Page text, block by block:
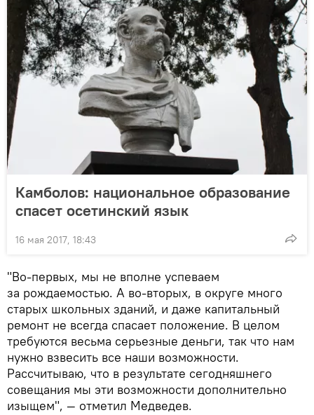
Камболов: национальное образование
спасет осетинский язык
16 мая 2017, 18:43
"Во-первых, мы не вполне успеваем
за рождаемостью. А во-вторых, в округе много
старых школьных зданий, и даже капитальный
ремонт не всегда спасает положение. В целом
требуются весьма серьезные деньги, так что нам
нужно взвесить все наши возможности.
Рассчитываю, что в результате сегодняшнего
совещания мы эти возможности дополнительно
изыщем", — отметил Медведев.